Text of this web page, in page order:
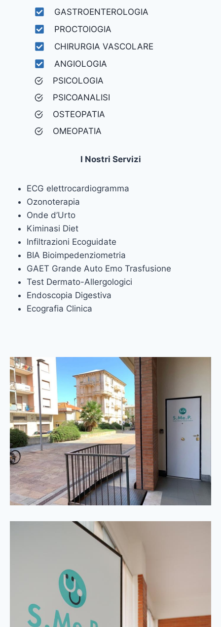
GASTROENTEROLOGIA
PROCTOlOGIA
CHIRURGIA VASCOLARE
ANGIOLOGIA
PSICOLOGIA
PSICOANALISI
OSTEOPATIA
OMEOPATIA
I Nostri Servizi
ECG elettrocardiogramma
Ozonoterapia
Onde d’Urto
Kiminasi Diet
Infiltrazioni Ecoguidate
BIA Bioimpedenziometria
GAET Grande Auto Emo Trasfusione
Test Dermato-Allergologici
Endoscopia Digestiva
Ecografia Clinica